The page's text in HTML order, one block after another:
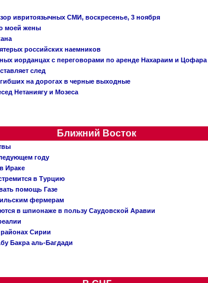
ивритоязычных СМИ, воскресенье, 3 ноября
моей жены
российских наемников
иорданцах с переговорами по аренде Нахараим и Цофара
след
на дорогах в черные выходные
Нетаниягу и Мозеса
Ближний Восток
году
Ираке
в Турцию
помощь Газе
фермерам
в шпионаже в пользу Саудовской Аравии
Сирии
Бакра аль-Багдади